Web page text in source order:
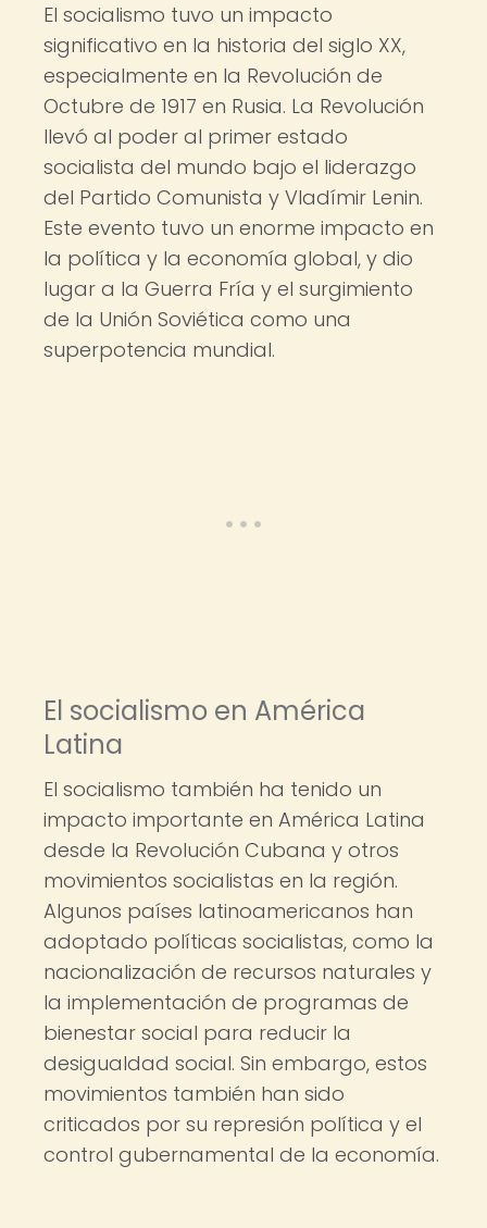
El socialismo tuvo un impacto
significativo en la historia del siglo XX,
especialmente en la Revolución de
Octubre de 1917 en Rusia. La Revolución
llevó al poder al primer estado
socialista del mundo bajo el liderazgo
del Partido Comunista y Vladímir Lenin.
Este evento tuvo un enorme impacto en
la política y la economía global, y dio
lugar a la Guerra Fría y el surgimiento
de la Unión Soviética como una
superpotencia mundial.
El socialismo en América
Latina
El socialismo también ha tenido un
impacto importante en América Latina
desde la Revolución Cubana y otros
movimientos socialistas en la región.
Algunos países latinoamericanos han
adoptado políticas socialistas, como la
nacionalización de recursos naturales y
la implementación de programas de
bienestar social para reducir la
desigualdad social. Sin embargo, estos
movimientos también han sido
criticados por su represión política y el
control gubernamental de la economía.